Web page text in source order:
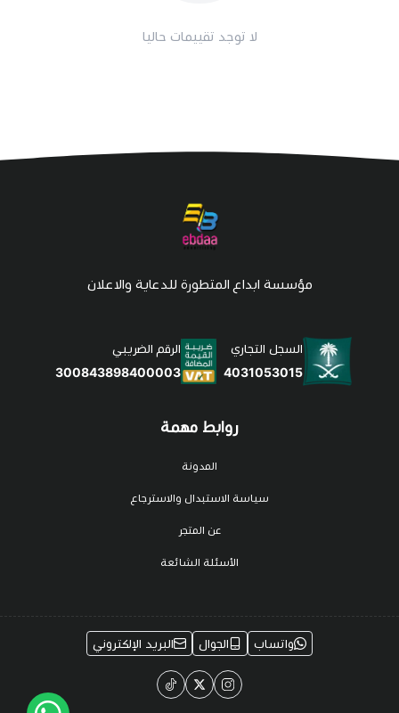
لا توجد تقييمات حاليا
روابط مهمة
المدونة
سياسة الاستبدال والاسترجاع
عن المتجر
الأسئلة الشائعة
مؤسسة ابداع المتطورة للدعاية والاعلان
السجل التجاري
4031053015
الرقم الضريبي
300843898400003
واتساب الجوال البريد الإلكتروني